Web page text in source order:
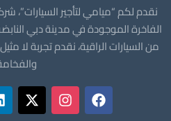
نقدم لكم “ميامي لتأجير السيارات”،
الفاخرة الموجودة في مدينة دبي
من السيارات الراقية، نقدم تجربة لا